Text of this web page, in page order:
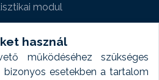
használ
működéséhez szükséges
bizonyos esetekben a tartalom
modul
modul
extra modul